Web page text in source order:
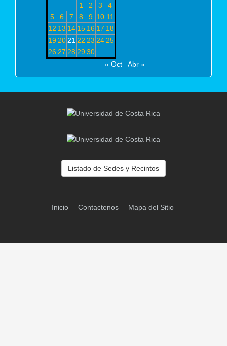
1
2 3
4
5
6 7 8 9 10 11
12 13 14 15 16 17 18
19 20 21 22 23 24 25
26 27 28 2930
« Oct
Abr »
Listado de Sedes y Recintos
Inicio Contactenos Mapa del Sitio